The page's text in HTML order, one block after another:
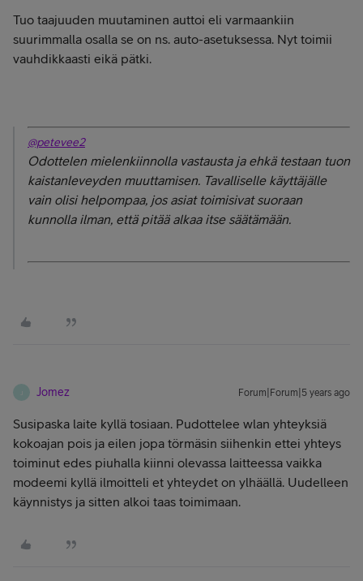
Tuo taajuuden muutaminen auttoi eli varmaankiin
suurimmalla osalla se on ns. auto-asetuksessa. Nyt toimii
vauhdikkaasti eikä pätki.
@petevee2
Odottelen mielenkiinnolla vastausta ja ehkä testaan tuon
kaistanleveyden muuttamisen. Tavalliselle käyttäjälle
vain olisi helpompaa, jos asiat toimisivat suoraan
kunnolla ilman, että pitää alkaa itse säätämään.
Jomez Forum|Forum|5 years ago
Susipaska laite kyllä tosiaan. Pudottelee wlan yhteyksiä
kokoajan pois ja eilen jopa törmäsin siihenkin ettei yhteys
toiminut edes piuhalla kiinni olevassa laitteessa vaikka
modeemi kyllä ilmoitteli et yhteydet on ylhäällä. Uudelleen
käynnistys ja sitten alkoi taas toimimaan.